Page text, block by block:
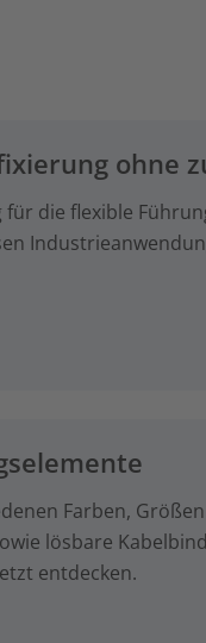
ohne
die flexible
Farben,
lösbare
entdecken.